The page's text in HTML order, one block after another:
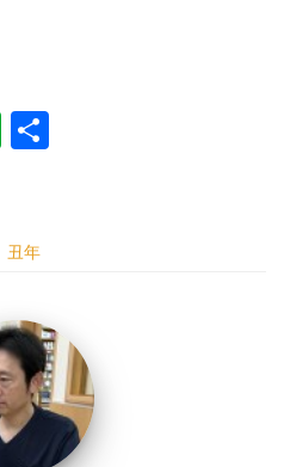
E
n
e
丑年